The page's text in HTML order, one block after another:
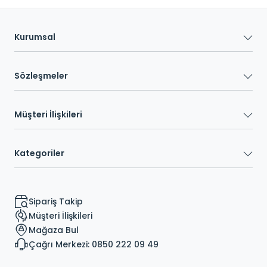
Kurumsal
Sözleşmeler
Müşteri İlişkileri
Kategoriler
Sipariş Takip
Müşteri İlişkileri
Mağaza Bul
Çağrı Merkezi: 0850 222 09 49